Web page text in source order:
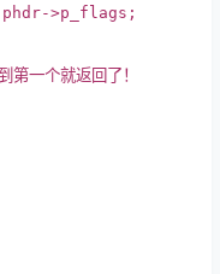
>p_flags;
一个就返回了！